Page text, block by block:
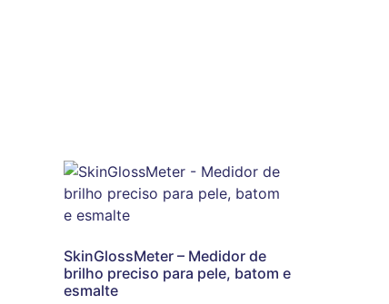
SkinGlossMeter – Medidor de
brilho preciso para pele, batom e
esmalte